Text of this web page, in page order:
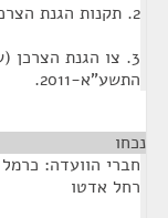
2. תקנות הגנת הצרכן (מתן שירות טלפוני), התשע"א-2011.
3. צו הגנת הצרכן
התשע"א-2011.
נכחו
חברי הוועדה:
רחל אדטו